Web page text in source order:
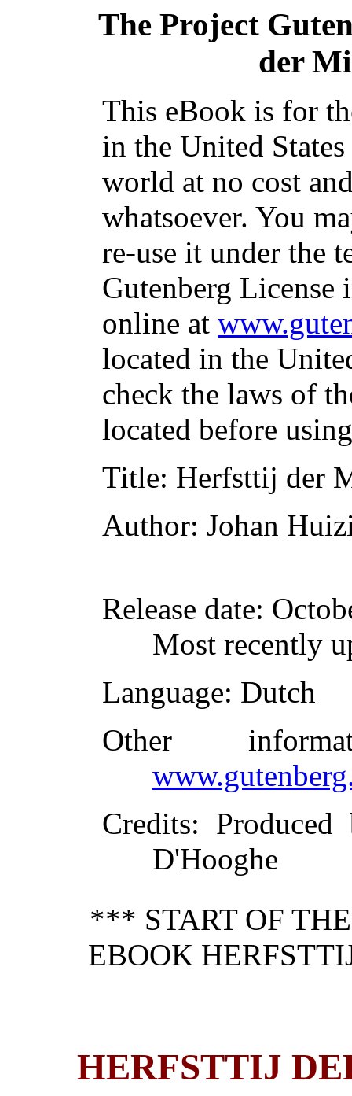
The Project
der
This eBook is for
in the United
world at no cost
whatsoever. You
re-use it under the
Gutenberg
online at
located in the
check the laws of
located before
Title: Herfsttij der
Author: Johan
Release date:
Most recently
Language: Dutch
Other
Credits:
D'Hooghe
*** START OF
EBOOK
HERFSTTIJ